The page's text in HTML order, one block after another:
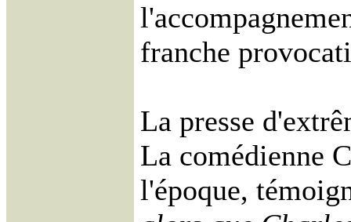
franche
La presse
La comédienne
l'époque,